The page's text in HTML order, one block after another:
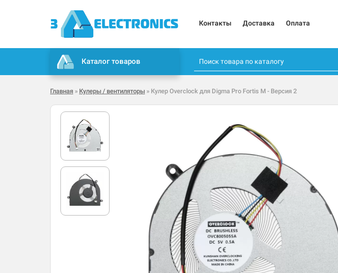
Контакты Доставка Оплата
Каталог товаров
Главная » Кулеры / вентиляторы » Кулер Overclock для Digma Pro Fortis M - Версия 2